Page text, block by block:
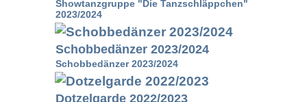
Showtanzgruppe "Die Tanzschläppchen"
2023/2024
Schobbedänzer 2023/2024
Schobbedänzer 2023/2024
Dotzelgarde 2022/2023